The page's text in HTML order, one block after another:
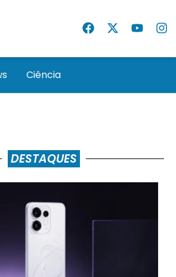
Ciência
DESTAQUES